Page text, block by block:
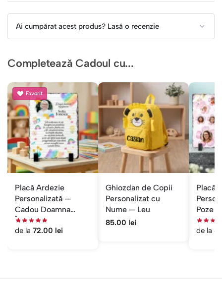
Ai cumpărat acest produs? Lasă o recenzie
Completează Cadoul cu...
Favorit
Placă Ardezie
Personalizată —
Cadou Doamna
Îngrijitoare
de la 72.00 lei
Ghiozdan de Copii
Personalizat cu
Nume — Leu
85.00 lei
Placă
Poze
de la